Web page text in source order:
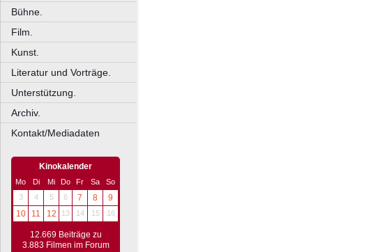
Bühne.
Film.
Kunst.
Literatur und Vorträge.
Unterstützung.
Archiv.
Kontakt/Mediadaten
Kinokalender
Mo Di Mi Do Fr Sa
So
3
4 5 6 7 8
9
10
11 12 13 14 15 16
12.669 Beiträge zu
3.883 Filmen im Forum